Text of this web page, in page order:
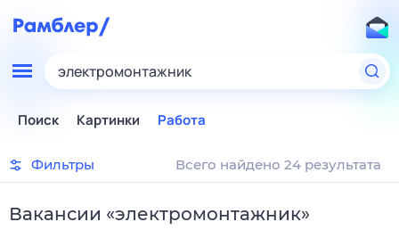
электромонтажник
Поиск Картинки Работа
Фильтры Всего найдено 24 результата
Вакансии «электромонтажник»